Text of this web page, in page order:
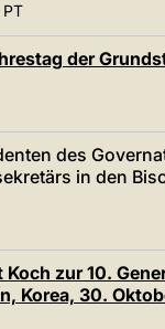
PT
der
des
in den
zur 10.
Korea, 30.